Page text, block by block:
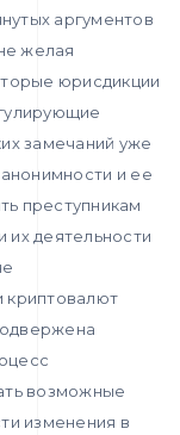
аргументов
желая
юрисдикции
замечаний уже
и ее
преступникам
деятельности
криптовалют
возможные
изменения в